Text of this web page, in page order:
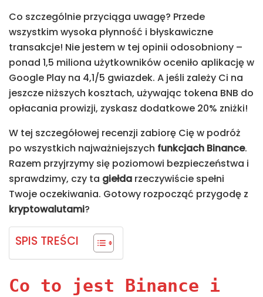
Co szczególnie przyciąga uwagę? Przede
wszystkim wysoka płynność i błyskawiczne
transakcje! Nie jestem w tej opinii odosobniony –
ponad 1,5 miliona użytkowników oceniło aplikację w
Google Play na 4,1/5 gwiazdek. A jeśli zależy Ci na
jeszcze niższych kosztach, używając tokena BNB do
opłacania prowizji, zyskasz dodatkowe 20% zniżki!
W tej szczegółowej recenzji zabiorę Cię w podróż
po wszystkich najważniejszych funkcjach Binance.
Razem przyjrzymy się poziomowi bezpieczeństwa i
sprawdzimy, czy ta giełda rzeczywiście spełni
Twoje oczekiwania. Gotowy rozpocząć przygodę z
kryptowalutami?
SPIS TREŚCI
Co to jest Binance i